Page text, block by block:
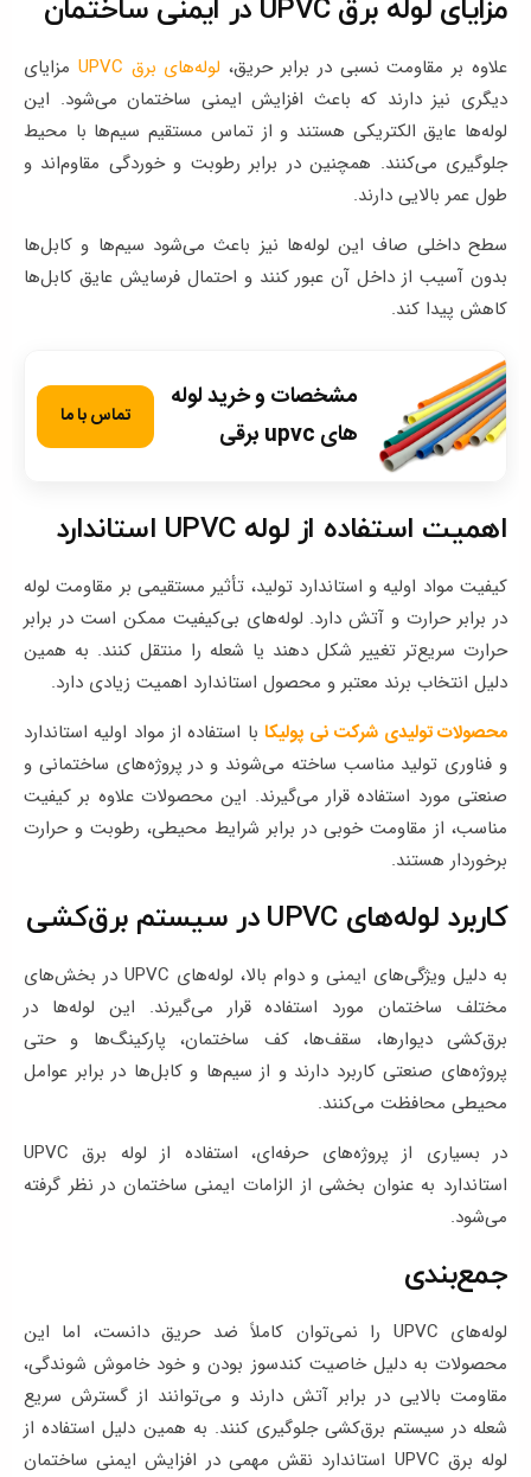
مزایای لوله برق UPVC در ایمنی ساختمان
علاوه بر مقاومت نسبی در برابر حریق، لوله‌های برق UPVC
مزایای
دیگری نیز دارند که باعث افزایش ایمنی ساختمان می‌شود. این
لوله‌ها عایق الکتریکی هستند و از تماس مستقیم سیم‌ها با محیط
جلوگیری می‌کنند. همچنین در برابر رطوبت و خوردگی مقاوم‌اند و
طول عمر بالایی دارند.
سطح داخلی صاف این لوله‌ها نیز باعث می‌شود سیم‌ها و کابل‌ها
بدون آسیب از داخل آن عبور کنند و احتمال فرسایش عایق کابل‌ها
کاهش پیدا کند.
مشخصات و خرید لوله
های upvc برقی
تماس با ما
اهمیت استفاده از لوله UPVC استاندارد
کیفیت مواد اولیه و استاندارد تولید، تأثیر مستقیمی بر مقاومت لوله
در برابر حرارت و آتش دارد. لوله‌های بی‌کیفیت ممکن است در برابر
حرارت سریع‌تر تغییر شکل دهند یا شعله را منتقل کنند. به همین
دلیل انتخاب برند معتبر و محصول استاندارد اهمیت زیادی دارد.
محصولات تولیدی شرکت نی پولیکا با استفاده از مواد اولیه استاندارد
و فناوری تولید مناسب ساخته می‌شوند و در پروژه‌های ساختمانی و
صنعتی مورد استفاده قرار می‌گیرند. این محصولات علاوه بر کیفیت
مناسب، از مقاومت خوبی در برابر شرایط محیطی، رطوبت و حرارت
برخوردار هستند.
کاربرد لوله‌های UPVC در سیستم برق‌کشی
به دلیل ویژگی‌های ایمنی و دوام بالا، لوله‌های UPVC در بخش‌های
مختلف ساختمان مورد استفاده قرار می‌گیرند. این لوله‌ها در
برق‌کشی دیوارها، سقف‌ها، کف ساختمان، پارکینگ‌ها و حتی
پروژه‌های صنعتی کاربرد دارند و از سیم‌ها و کابل‌ها در برابر عوامل
محیطی محافظت می‌کنند.
در بسیاری از پروژه‌های حرفه‌ای، استفاده از لوله برق UPVC
استاندارد به عنوان بخشی از الزامات ایمنی ساختمان در نظر گرفته
می‌شود.
جمع‌بندی
لوله‌های UPVC را نمی‌توان کاملاً ضد حریق دانست، اما این
محصولات به دلیل خاصیت کندسوز بودن و خود خاموش‌ شوندگی،
مقاومت بالایی در برابر آتش دارند و می‌توانند از گسترش سریع
شعله در سیستم برق‌کشی جلوگیری کنند. به همین دلیل استفاده از
لوله برق UPVC استاندارد نقش مهمی در افزایش ایمنی ساختمان